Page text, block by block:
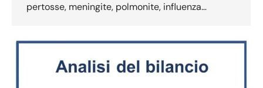
pertosse, meningite, polmonite, influenza…